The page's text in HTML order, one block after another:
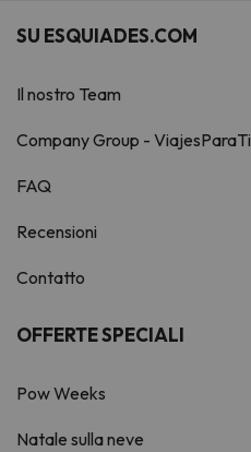
SU ESQUIADES.COM
Il nostro Team
Company Group - ViajesParaTi
FAQ
Recensioni
Contatto
OFFERTE SPECIALI
Pow Weeks
Natale sulla neve